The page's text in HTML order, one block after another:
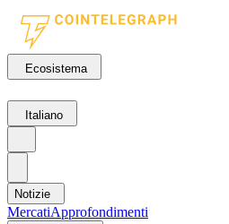
Ecosistema
Italiano
Notizie
MercatiApprofondimenti